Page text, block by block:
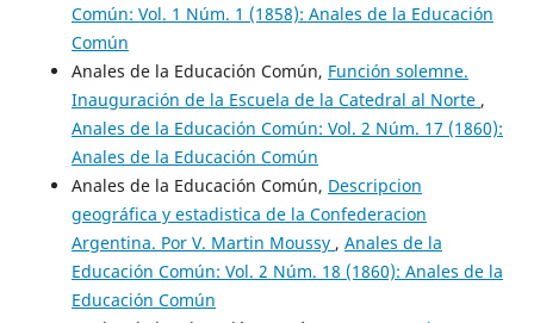
Común: Vol. 1 Núm. 1 (1858): Anales de la Educación
Común
Anales de la Educación Común, Función solemne.
Inauguración de la Escuela de la Catedral al Norte ,
Anales de la Educación Común: Vol. 2 Núm. 17 (1860):
Anales de la Educación Común
Anales de la Educación Común, Descripcion
geográfica y estadistica de la Confederacion
Argentina. Por V. Martin Moussy , Anales de la
Educación Común: Vol. 2 Núm. 18 (1860): Anales de la
Educación Común